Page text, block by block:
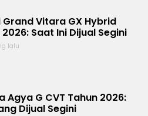
Grand Vitara GX Hybrid
Saat Ini Dijual Segini
lalu
Agya G CVT Tahun 2026:
Dijual Segini